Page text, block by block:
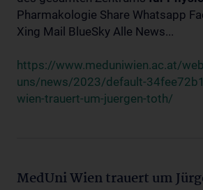
Pharmakologie Share Whatsapp
Xing Mail BlueSky Alle News...
https://www.meduniwien.ac.at/
uns/news/2023/default-
wien-trauert-um-juergen-toth/
MedUni Wien trauert um